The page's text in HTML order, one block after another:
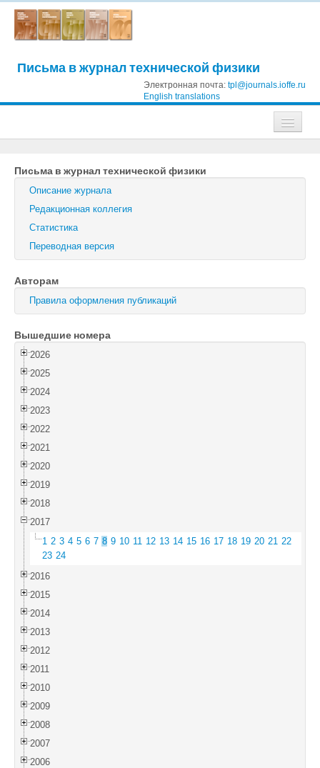
Письма в журнал технической физики
Электронная почта: tpl@journals.ioffe.ru
English translations
Журнал технической физики
Письма в Журнал технической физики
Физика твердого тела
Физика и техника полупроводников
Оптика и спектроскопия
Поиск
Войти
Письма в журнал технической физики
Описание журнала
Редакционная коллегия
Статистика
Переводная версия
Авторам
Правила оформления публикаций
Вышедшие номера
2026
2025
2024
2023
2022
2021
2020
2019
2018
2017
1 2 3 4 5 6 7 8 9 10 11 12 13 14 15 16 17 18 19 20 21 22
23 24
2016
2015
2014
2013
2012
2011
2010
2009
2008
2007
2006